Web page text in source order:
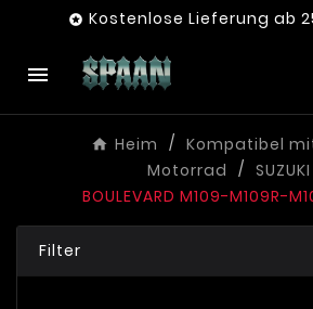
 Kostenlose Lieferung ab

Heim
Kompatibel
Motorrad
SUZUKI
BOULEVARD M109-M109R-
Filter